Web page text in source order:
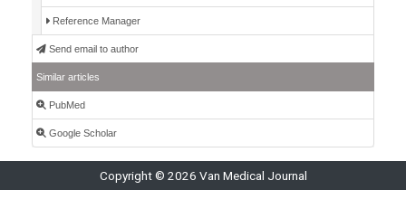
Reference Manager
Send email to author
Similar articles
PubMed
Google Scholar
Copyright © 2026 Van Medical Journal